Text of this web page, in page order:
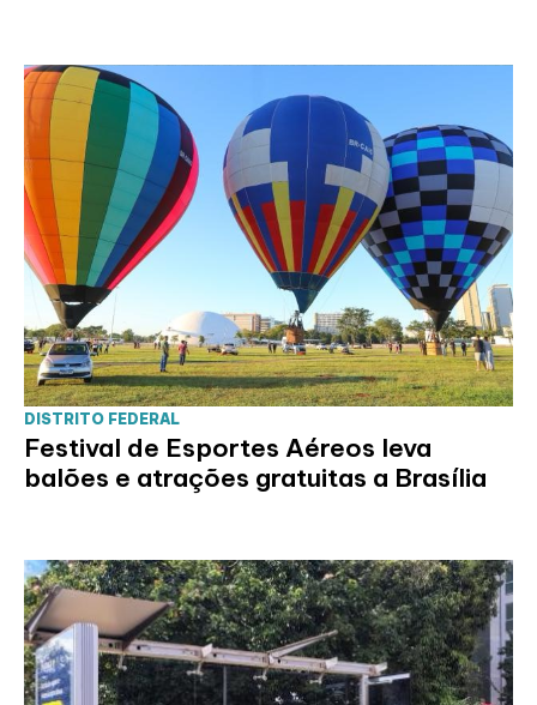
DISTRITO FEDERAL
Festival de Esportes Aéreos leva
balões e atrações gratuitas a Brasília